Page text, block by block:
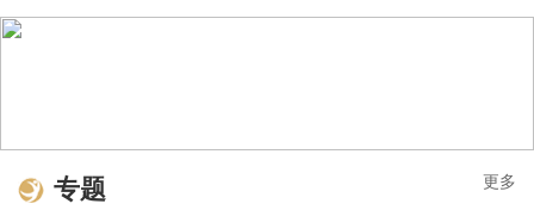
专题 更多